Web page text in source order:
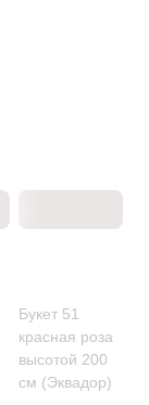
Букет 51
красная роза
высотой 200
см (Эквадор)